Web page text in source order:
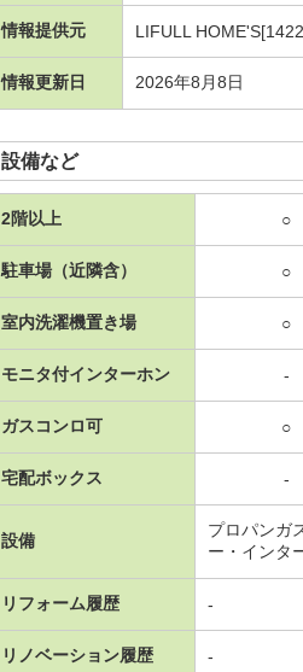
情報提供元 LIFULL
情報更新日 2026年8月8日
設備など
2階以上 ○
駐車場（近隣含） ○
室内洗濯機置き場 ○
モニタ付インターホン -
ガスコンロ可 ○
宅配ボックス -
設備
プロパンガ
ー・インタ
リフォーム履歴 -
リノベーション履歴 -